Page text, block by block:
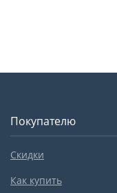
Покупателю
Скидки
Как купить